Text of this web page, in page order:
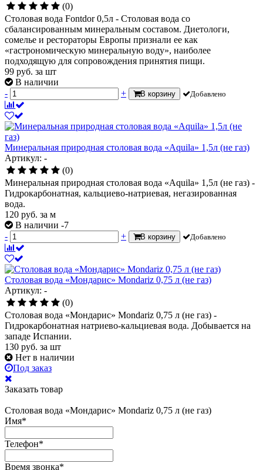
(0)
Столовая вода Fontdor 0,5л - Столовая вода со
сбалансированным минеральным составом. Диетологи,
сомелье и рестораторы Европы признали ее как
«гастрономическую минеральную воду», наиболее
подходящую для сопровождения принятия пищи.
99 руб. за шт
В наличии
-
+ В корзину Добавлено
Минеральная природная столовая вода «Aquila» 1,5л (не газ)
Артикул: -
(0)
Минеральная природная столовая вода «Aquila» 1,5л (не газ) -
Гидрокарбонатная, кальциево-натриевая, негазированная
вода.
120 руб. за м
В наличии -7
-
+ В корзину Добавлено
Столовая вода «Мондарис» Mondariz 0,75 л (не газ)
Артикул: -
(0)
Столовая вода «Мондарис» Mondariz 0,75 л (не газ) -
Гидрокарбонатная натриево-кальциевая вода. Добывается на
западе Испании.
130 руб. за шт
Нет в наличии
Под заказ
Заказать товар
Столовая вода «Мондарис» Mondariz 0,75 л (не газ)
Имя*
Телефон*
Время звонка*